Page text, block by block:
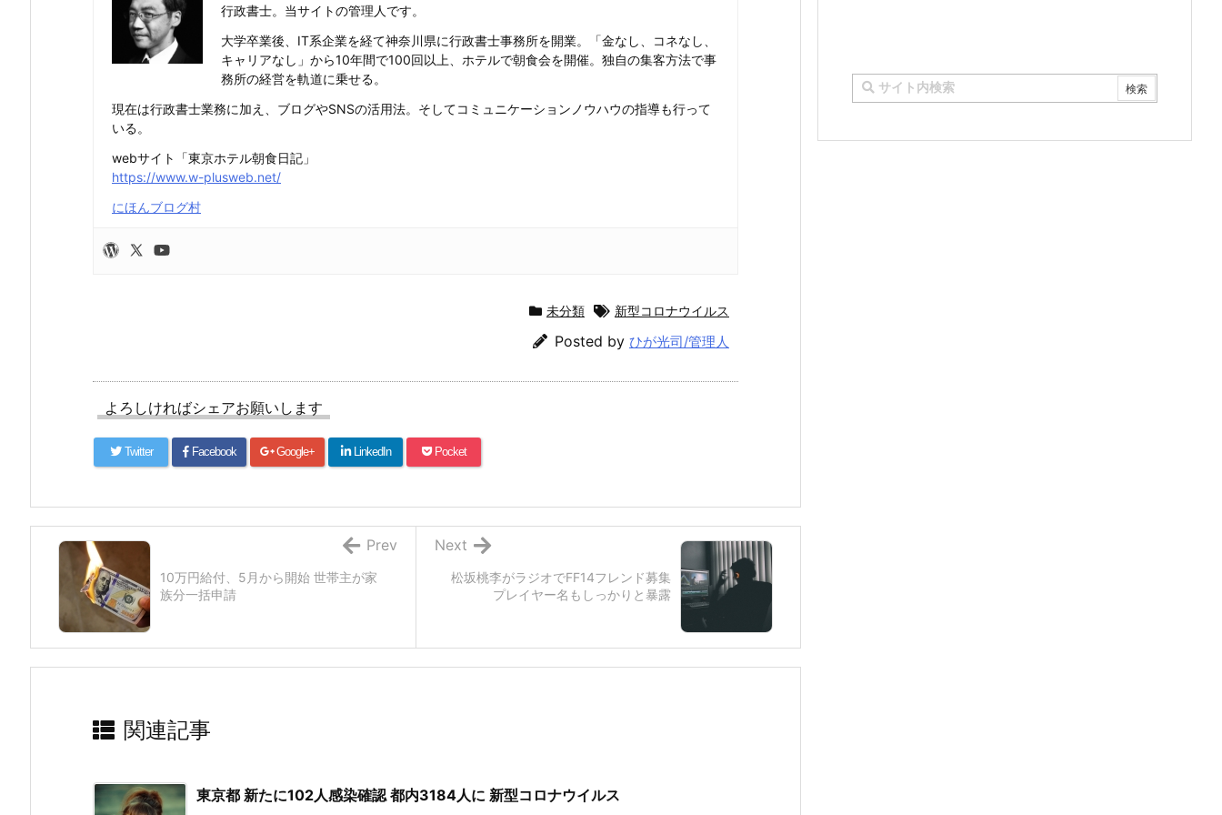
行政書士。当サイトの管理人です。
大学卒業後、IT系企業を経て神奈川県に行政書士事務所を開業。「金なし、コネなし、
キャリアなし」から10年間で100回以上、ホテルで朝食会を開催。独自の集客方法で事
務所の経営を軌道に乗せる。
現在は行政書士業務に加え、ブログやSNSの活用法。そしてコミュニケーションノウハウの指導も行って
いる。
webサイト「東京ホテル朝食日記」
https://www.w-plusweb.net/
にほんブログ村
未分類 新型コロナウイルス
Posted by ひが光司/管理人
よろしければシェアお願いします
Twitter Facebook Google+ LinkedIn Pocket
松坂桃李がラジオでFF14フレンド募集
プレイヤー名もしっかりと暴露
Next
10万円給付、5月から開始 世帯主が家
族分一括申請
Prev
関連記事
東京都 新たに102人感染確認 都内3184人に 新型コロナウイルス